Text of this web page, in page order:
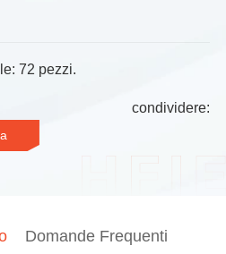
72 pezzi.
condividere:
Domande Frequenti